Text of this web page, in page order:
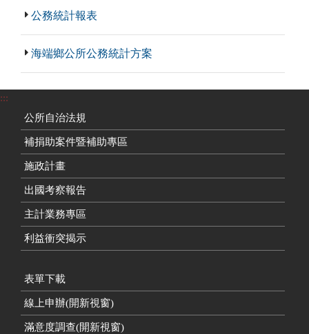
公務統計報表
海端鄉公所公務統計方案
:::
公所自治法規
補捐助案件暨補助專區
施政計畫
出國考察報告
主計業務專區
利益衝突揭示
表單下載
線上申辦(開新視窗)
滿意度調查(開新視窗)